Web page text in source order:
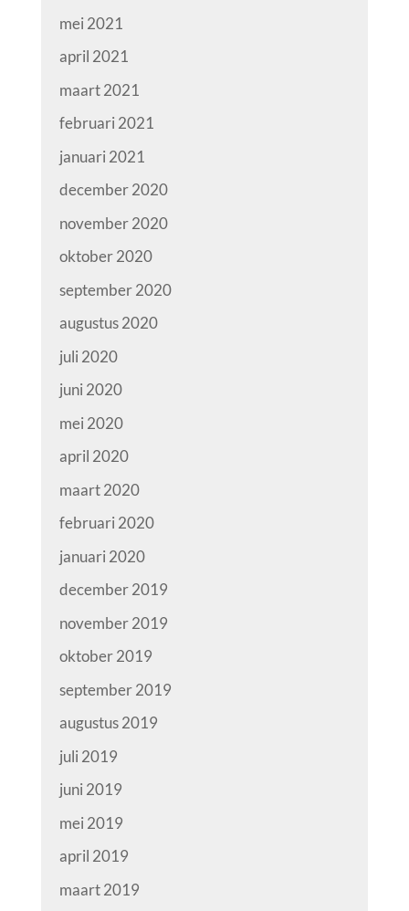
mei 2021
april 2021
maart 2021
februari 2021
januari 2021
december 2020
november 2020
oktober 2020
september 2020
augustus 2020
juli 2020
juni 2020
mei 2020
april 2020
maart 2020
februari 2020
januari 2020
december 2019
november 2019
oktober 2019
september 2019
augustus 2019
juli 2019
juni 2019
mei 2019
april 2019
maart 2019